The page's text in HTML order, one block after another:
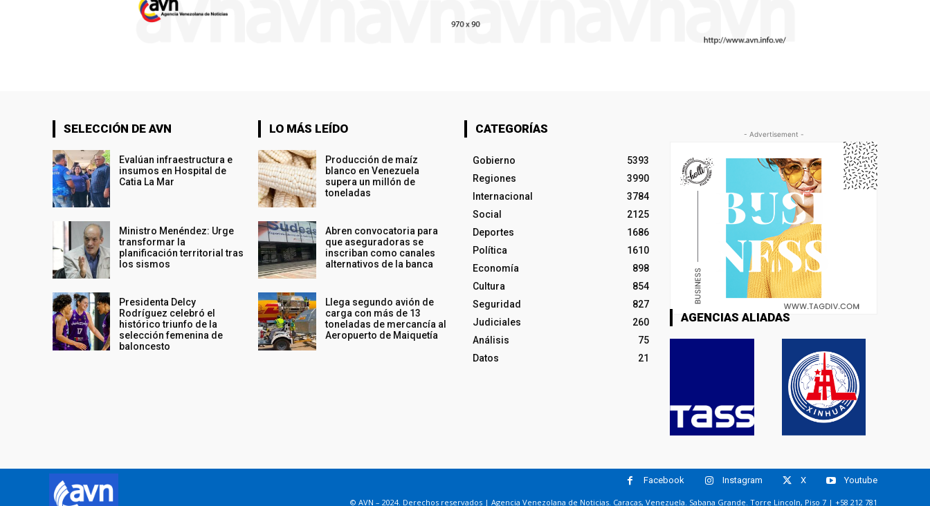
SELECCIÓN DE AVN
Evalúan infraestructura e
insumos en Hospital de
Catia La Mar
Ministro Menéndez: Urge
transformar la
planificación territorial tras
los sismos
Presidenta Delcy
Rodríguez celebró el
histórico triunfo de la
selección femenina de
baloncesto
LO MÁS LEÍDO
Producción de maíz
blanco en Venezuela
supera un millón de
toneladas
Abren convocatoria para
que aseguradoras se
inscriban como canales
alternativos de la banca
Llega segundo avión de
carga con más de 13
toneladas de mercancía al
Aeropuerto de Maiquetía
CATEGORÍAS
Gobierno
5393
Regiones
3990
Internacional
3784
Social
2125
Deportes
1686
Política
1610
Economía
898
Cultura
854
Seguridad
827
Judiciales
260
Análisis
75
Datos
21
- Advertisement -
AGENCIAS ALIADAS
Facebook Instagram X Youtube
© AVN – 2024. Derechos reservados | Agencia Venezolana de Noticias. Caracas, Venezuela. Sabana Grande. Torre Lincoln, Piso 7 | +58 212 781